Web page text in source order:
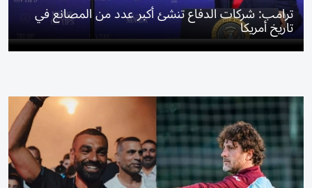
ترامب: شركات الدفاع تنشئ أكبر عدد من المصانع في
تاريخ أمريكا